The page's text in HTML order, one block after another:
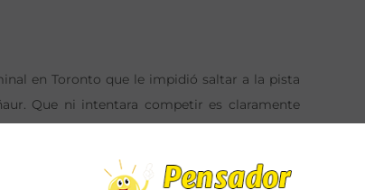
en Toronto que le impidió saltar a la pista
Que ni intentara competir es claramente
al cabo de tan sólo una semana no debería
después de una larga ausencia y evidenció
del tercer set ante el italiano Gigante. Ahora